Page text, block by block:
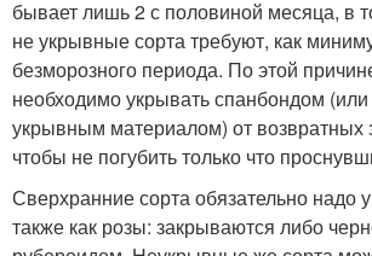
бывает лишь 2 с половиной месяца, в
не укрывные сорта требуют, как
безморозного периода. По этой
необходимо укрывать спанбондом (или
укрывным материалом) от возвратных
чтобы не погубить только что
Сверхранние сорта обязательно надо
также как розы: закрываются либо